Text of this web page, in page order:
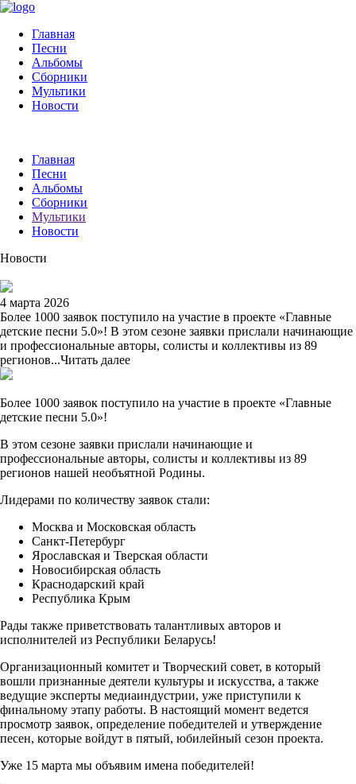
Главная
Песни
Альбомы
Сборники
Мультики
Новости
Главная
Песни
Альбомы
Сборники
Мультики
Новости
Новости
4 марта 2026
Более 1000 заявок поступило на участие в проекте «Главные
детские песни 5.0»! В этом сезоне заявки прислали начинающие
и профессиональные авторы, солисты и коллективы из 89
регионов...Читать далее
Более 1000 заявок поступило на участие в проекте «Главные
детские песни 5.0»!
В этом сезоне заявки прислали начинающие и
профессиональные авторы, солисты и коллективы из 89
регионов нашей необъятной Родины.
Лидерами по количеству заявок стали:
Москва и Московская область
Санкт-Петербург
Ярославская и Тверская области
Новосибирская область
Краснодарский край
Республика Крым
Рады также приветствовать талантливых авторов и
исполнителей из Республики Беларусь!
Организационный комитет и Творческий совет, в который
вошли признанные деятели культуры и искусства, а также
ведущие эксперты медиаиндустрии, уже приступили к
финальному этапу работы. В настоящий момент ведется
просмотр заявок, определение победителей и утверждение
песен, которые войдут в пятый, юбилейный сезон проекта.
Уже 15 марта мы объявим имена победителей!